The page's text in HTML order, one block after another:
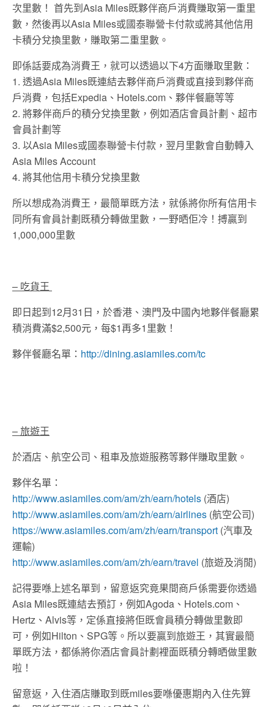
次里數！ 首先到Asia Miles既夥伴商戶消費賺取第一重里
數，然後再以Asia Miles或國泰聯營卡付款或將其他信用
卡積分兌換里數，賺取第二重里數。
即係話要成為消費王，就可以透過以下4方面賺取里數：
1. 透過Asia Miles既連結去夥伴商戶消費或直接到夥伴商
戶消費，包括Expedia、Hotels.com、夥伴餐廳等等
2. 將夥伴商戶的積分兌換里數，例如酒店會員計劃、超市
會員計劃等
3. 以Asia Miles或國泰聯營卡付款，翌月里數會自動轉入
Asia Miles Account
4. 將其他信用卡積分兌換里數
所以想成為消費王，最簡單既方法，就係將你所有信用卡
同所有會員計劃既積分轉做里數，一野晒佢冷！搏贏到
1,000,000里數
– 吃貨王
即日起到12月31日，於香港、澳門及中國內地夥伴餐廳累
積消費滿$2,500元，每$1再多1里數！
夥伴餐廳名單： http://dining.asiamiles.com/tc
– 旅遊王
於酒店、航空公司、租車及旅遊服務等夥伴賺取里數。
夥伴名單：
http://www.asiamiles.com/am/zh/earn/hotels (酒店)
http://www.asiamiles.com/am/zh/earn/airlines (航空公司)
https://www.asiamiles.com/am/zh/earn/transport (汽車及
運輸)
http://www.asiamiles.com/am/zh/earn/travel (旅遊及消閒)
記得要喺上述名單到，留意返究竟果間商戶係需要你透過
Asia Miles既連結去預訂，例如Agoda、Hotels.com、
Hertz、Alvis等，定係直接將佢既會員積分轉做里數即
可，例如Hilton、SPG等。所以要贏到旅遊王，其實最簡
單既方法，都係將你酒店會員計劃裡面既積分轉晒做里數
啦！
留意返，入住酒店賺取到既miles要喺優惠期內入住先算